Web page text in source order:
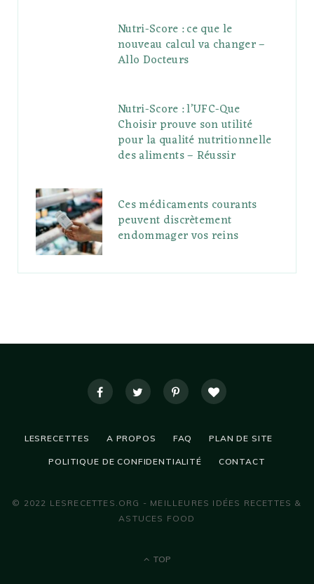
Nutri-Score : ce que le
nouveau calcul va changer –
Allo Docteurs
Nutri-Score : l’UFC-Que
Choisir prouve son utilité
pour la qualité nutritionnelle
des aliments – Réussir
Ces médicaments courants
peuvent discrètement
endommager vos reins
LESRECETTES A PROPOS FAQ PLAN DE SITE
POLITIQUE DE CONFIDENTIALITÉ CONTACT
© 2022 LESRECETTES.ORG - MEILLEURES IDÉES RECETTES &
ASTUCES FOOD
TOP